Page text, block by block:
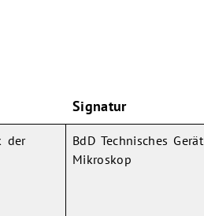
Signatur
der
BdD Technisches Gerät
Mikroskop